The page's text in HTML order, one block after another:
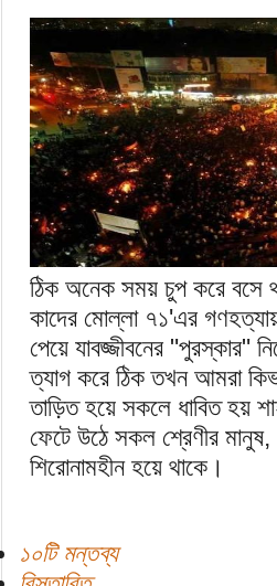
ঠিক অনেক সময় চুপ করে বসে
কাদের মোল্লা ৭১'এর
পেয়ে যাবজ্জীবনের "পুরস্কার"
ত্যাগ করে ঠিক তখন আমরা
তাড়িত হয়ে সকলে ধাবিত হয়
ফেটে উঠে সকল শ্রেণীর
শিরোনামহীন হয়ে থাকে।
১০টি মন্তব্য